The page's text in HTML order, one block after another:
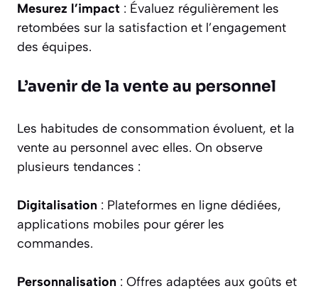
Mesurez l’impact : Évaluez régulièrement les
retombées sur la satisfaction et l’engagement
des équipes.
L’avenir de la vente au personnel
Les habitudes de consommation évoluent, et la
vente au personnel avec elles. On observe
plusieurs tendances :
Digitalisation : Plateformes en ligne dédiées,
applications mobiles pour gérer les
commandes.
Personnalisation : Offres adaptées aux goûts et